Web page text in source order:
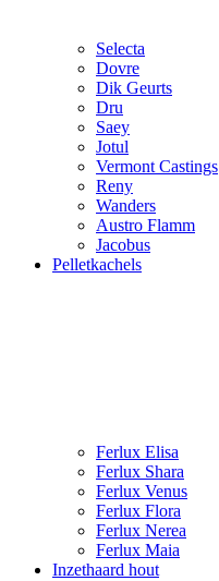
Selecta
Dovre
Dik Geurts
Dru
Saey
Jotul
Vermont Castings
Reny
Wanders
Austro Flamm
Jacobus
Pelletkachels
Ferlux Elisa
Ferlux Shara
Ferlux Venus
Ferlux Flora
Ferlux Nerea
Ferlux Maia
Inzethaard hout